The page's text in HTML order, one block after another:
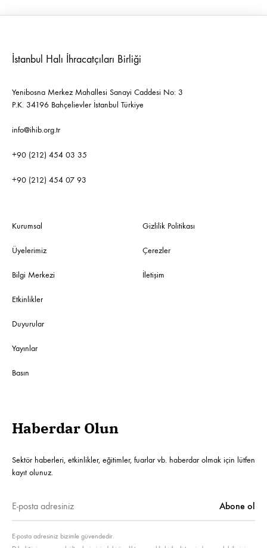
İstanbul Halı İhracatçıları Birliği
Yenibosna Merkez Mahallesi Sanayi Caddesi No: 3
P.K. 34196 Bahçelievler İstanbul Türkiye
info@ihib.org.tr
+90 (212) 454 03 35
+90 (212) 454 07 93
Kurumsal
Üyelerimiz
Bilgi Merkezi
Etkinlikler
Duyurular
Yayınlar
Basın
Gizlilik Politikası
Çerezler
İletişim
Haberdar Olun
Sektör haberleri, etkinlikler, eğitimler, fuarlar vb. haberdar olmak için lütfen
kayıt olunuz.
E-posta adresiniz bizimle güvendedir.